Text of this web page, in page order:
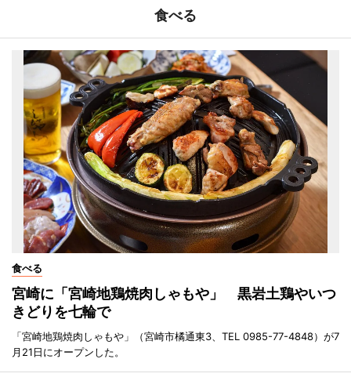
食べる
食べる
宮崎に「宮崎地鶏焼肉しゃもや」 黒岩土鶏やいつ
きどりを七輪で
「宮崎地鶏焼肉しゃもや」（宮崎市橘通東3、TEL 0985-77-4848）が7
月21日にオープンした。